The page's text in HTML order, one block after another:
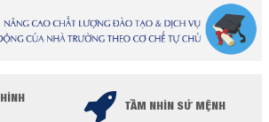
TẦM NHÌN SỨ MỆNH